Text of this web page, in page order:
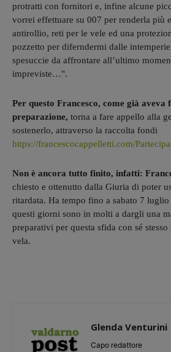
protratti con fornitori e, infine alcune
vorrei effettuare su 007 per renderla più
antirollio, reti per le vele ed una
pozzetto per diferndermi dalle
spesuccie da affrontare all’ultimo
impreviste…".
Per questo Francesco, come già aveva
preparazione, torna a fare appello alla
sostenerlo, attraverso la raccolta fondi
https://francescocappelletti.com/Partecipa
Non è ancora tutto finito, infatti:
chiesto e ottenutto dalla Giuria di poter
ritardata. Ha tempo fino a sabato 7
questi giorni sono in molti a dargli una
preparativi per questa sfida con sé
vela.
Glenda Venturini
Capo redattore